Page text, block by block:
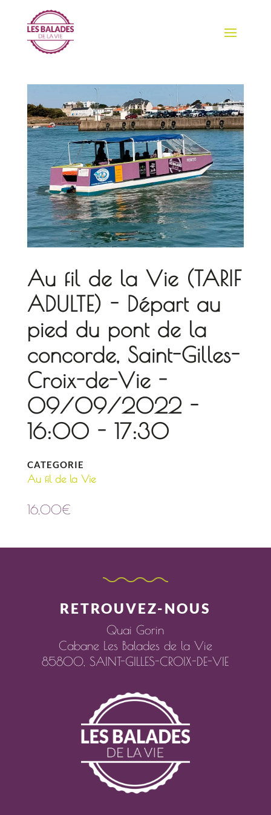
Au fil de la Vie (TARIF
ADULTE) - Départ au
pied du pont de la
concorde, Saint-Gilles-
Croix-de-Vie -
09/09/2022 -
16:00 - 17:30
CATEGORIE
Au fil de la Vie
16,00€
RETROUVEZ-NOUS
Quai Gorin
Cabane Les Balades de la Vie
85800,SAINT-GILLES-CROIX-DE-VIE